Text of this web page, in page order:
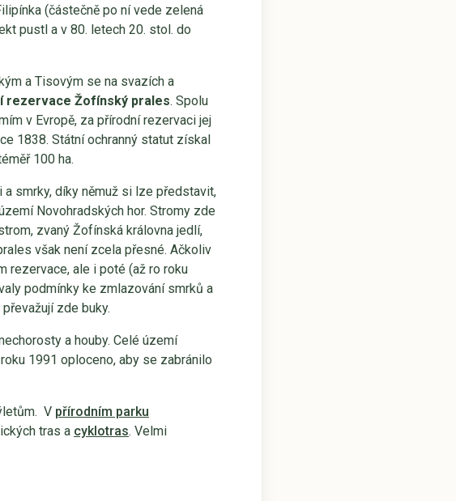
(částečně po ní vede zelená
pustl a v 80. letech 20. stol. do
a Tisovým se na svazích a
rezervace Žofínský prales. Spolu
v Evropě, za přírodní rezervaci jej
1838. Státní ochranný statut získal
100 ha.
smrky, díky němuž si lze představit,
Novohradských hor. Stromy zde
zvaný Žofínská královna jedlí,
však není zcela přesné. Ačkoliv
rezervace, ale i poté (až ro roku
podmínky ke zmlazování smrků a
zde buky.
a houby. Celé území
1991 oploceno, aby se zabránilo
V přírodním parku
tras a cyklotras. Velmi